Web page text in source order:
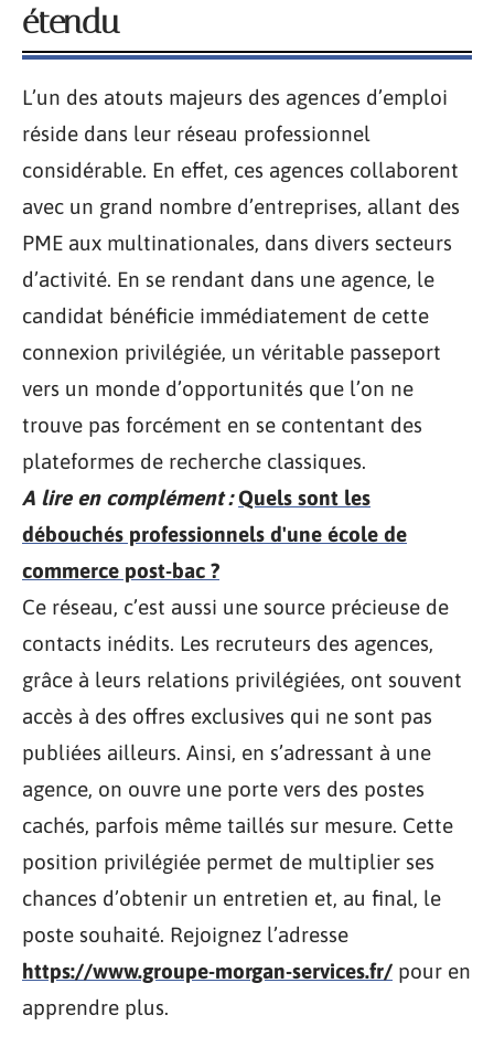
étendu
L’un des atouts majeurs des agences d’emploi
réside dans leur réseau professionnel
considérable. En effet, ces agences collaborent
avec un grand nombre d’entreprises, allant des
PME aux multinationales, dans divers secteurs
d’activité. En se rendant dans une agence, le
candidat bénéficie immédiatement de cette
connexion privilégiée, un véritable passeport
vers un monde d’opportunités que l’on ne
trouve pas forcément en se contentant des
plateformes de recherche classiques.
A lire en complément : Quels sont les
débouchés professionnels d'une école de
commerce post-bac ?
Ce réseau, c’est aussi une source précieuse de
contacts inédits. Les recruteurs des agences,
grâce à leurs relations privilégiées, ont souvent
accès à des offres exclusives qui ne sont pas
publiées ailleurs. Ainsi, en s’adressant à une
agence, on ouvre une porte vers des postes
cachés, parfois même taillés sur mesure. Cette
position privilégiée permet de multiplier ses
chances d’obtenir un entretien et, au final, le
poste souhaité. Rejoignez l’adresse
https://www.groupe-morgan-services.fr/ pour en
apprendre plus.